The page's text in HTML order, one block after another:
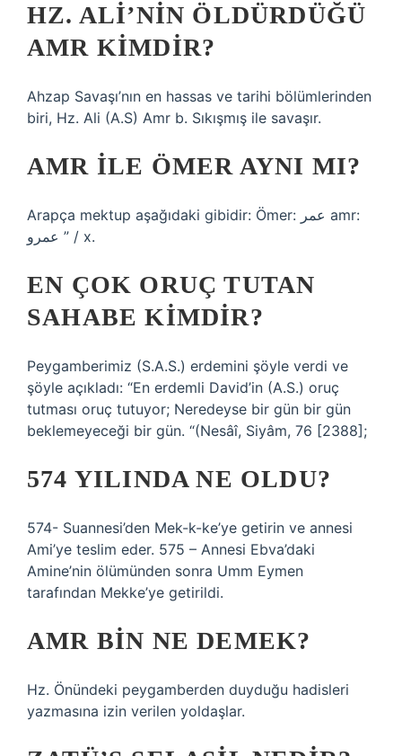
HZ. ALI’NIN ÖLDÜRDÜĞÜ
AMR KIMDIR?
Ahzap Savaşı’nın en hassas ve tarihi bölümlerinden
biri, Hz. Ali (A.S) Amr b. Sıkışmış ile savaşır.
AMR ILE ÖMER AYNI MI?
Arapça mektup aşağıdaki gibidir: Ömer: عمر amr:
عمرو ” / x.
EN ÇOK ORUÇ TUTAN
SAHABE KIMDIR?
Peygamberimiz (S.A.S.) erdemini şöyle verdi ve
şöyle açıkladı: “En erdemli David’in (A.S.) oruç
tutması oruç tutuyor; Neredeyse bir gün bir gün
beklemeyeceği bir gün. “(Nesâî, Siyâm, 76 [2388];
574 YILINDA NE OLDU?
574- Suannesi’den Mek-k-ke’ye getirin ve annesi
Ami’ye teslim eder. 575 – Annesi Ebva’daki
Amine’nin ölümünden sonra Umm Eymen
tarafından Mekke’ye getirildi.
AMR BIN NE DEMEK?
Hz. Önündeki peygamberden duyduğu hadisleri
yazmasına izin verilen yoldaşlar.